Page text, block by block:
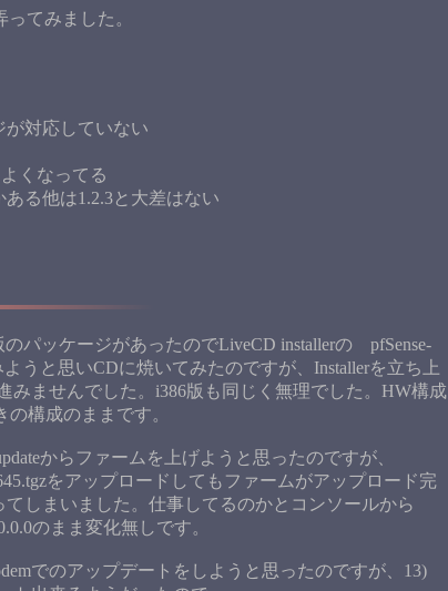
てみました。
が対応していない
くなってる
る他は1.2.3と大差はない
パッケージがあったのでLiveCD installerの pfSense-
ようと思いCDに焼いてみたのですが、Installerを立ち上
みませんでした。i386版も同じく無理でした。HW構成
構成のままです。
からファームを上げようと思ったのですが、
をアップロードしてもファームがアップロード完
しまいました。仕事してるのかとコンソールから
のまま変化無しです。
でのアップデートをしようと思ったのですが、13)